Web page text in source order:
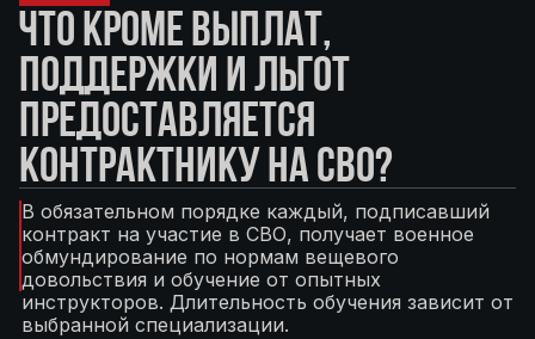
ЧТО КРОМЕ ВЫПЛАТ,
ПОДДЕРЖКИ И ЛЬГОТ
ПРЕДОСТАВЛЯЕТСЯ
КОНТРАКТНИКУ НА СВО?
В обязательном порядке каждый, подписавший
контракт на участие в СВО, получает военное
обмундирование по нормам вещевого
довольствия и обучение от опытных
инструкторов. Длительность обучения зависит от
выбранной специализации.